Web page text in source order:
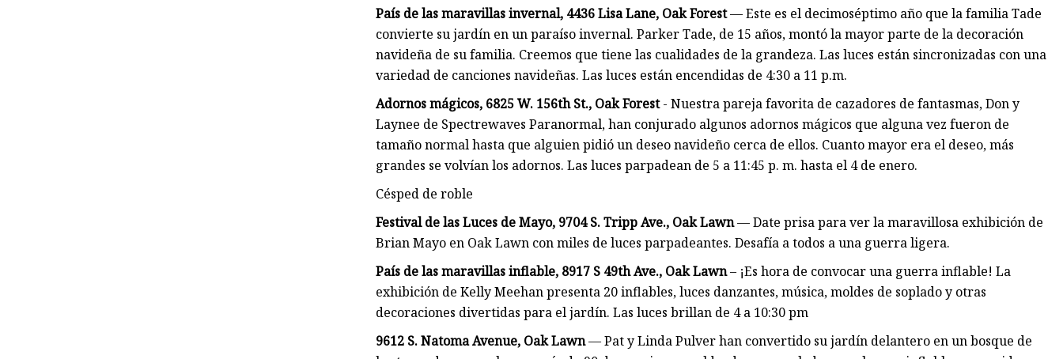
País de las maravillas invernal, 4436 Lisa Lane, Oak Forest— Este es el decimoséptimo año que la familia Tade
convierte su jardín en un paraíso invernal. Parker Tade, de 15 años, montó la mayor parte de la decoración
navideña de su familia. Creemos que tiene las cualidades de la grandeza. Las luces están sincronizadas con una
variedad de canciones navideñas. Las luces están encendidas de 4:30 a 11 p.m.
Adornos mágicos, 6825 W. 156th St., Oak Forest- Nuestra pareja favorita de cazadores de fantasmas, Don y
Laynee de Spectrewaves Paranormal, han conjurado algunos adornos mágicos que alguna vez fueron de
tamaño normal hasta que alguien pidió un deseo navideño cerca de ellos. Cuanto mayor era el deseo, más
grandes se volvían los adornos. Las luces parpadean de 5 a 11:45 p. m. hasta el 4 de enero.
Césped de roble
Festival de las Luces de Mayo, 9704 S. Tripp Ave., Oak Lawn— Date prisa para ver la maravillosa exhibición de
Brian Mayo en Oak Lawn con miles de luces parpadeantes. Desafía a todos a una guerra ligera.
País de las maravillas inflable, 8917 S 49th Ave., Oak Lawn– ¡Es hora de convocar una guerra inflable! La
exhibición de Kelly Meehan presenta 20 inflables, luces danzantes, música, moldes de soplado y otras
decoraciones divertidas para el jardín. Las luces brillan de 4 a 10:30 pm
9612 S. Natoma Avenue, Oak Lawn— Pat y Linda Pulver han convertido su jardín delantero en un bosque de